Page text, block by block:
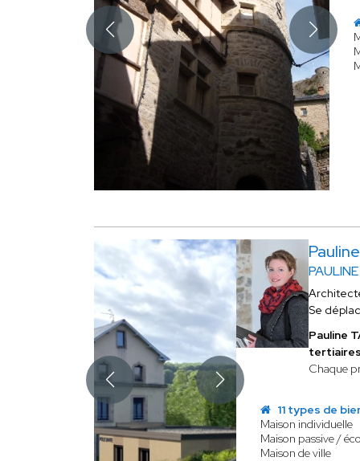
Se
Pauline
Chaque
11 types de
Maison individuelle
Maison passive /
Maison de ville